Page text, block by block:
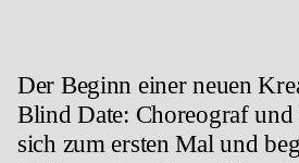
Der Beginn einer neuen
Blind Date: Choreograf und
sich zum ersten Mal und